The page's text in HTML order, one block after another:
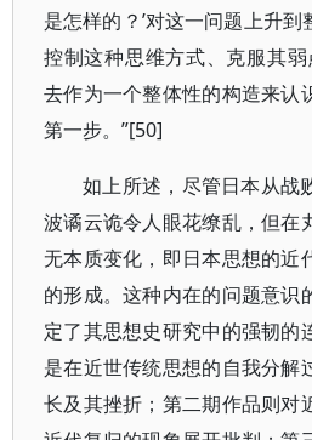
是怎样的？’对这一问题上升
控制这种思维方式、克服其弱
去作为一个整体性的构造来认
第一步。”[50]
如上所述，尽管日本从战
波谲云诡令人眼花缭乱，但在
无本质变化，即日本思想的近
的形成。这种内在的问题意识
定了其思想史研究中的强韧的
是在近世传统思想的自我分解
长及其挫折；第二期作品则对